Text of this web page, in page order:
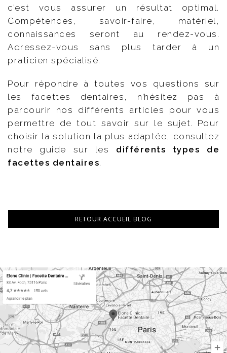
c’est vous assurer un résultat optimal.
Compétences, savoir-faire, matériel,
connaissances seront au rendez-vous.
Adressez-vous sans plus tarder à un
praticien spécialisé.
Pour répondre à toutes vos questions sur
les facettes dentaires, n’hésitez pas à
parcourir nos différents articles pour vous
permettre de tout savoir sur le sujet. Pour
choisir la solution la plus adaptée, consultez
notre guide sur les différents types de
facettes dentaires.
RETOUR ACCUEIL BLOG